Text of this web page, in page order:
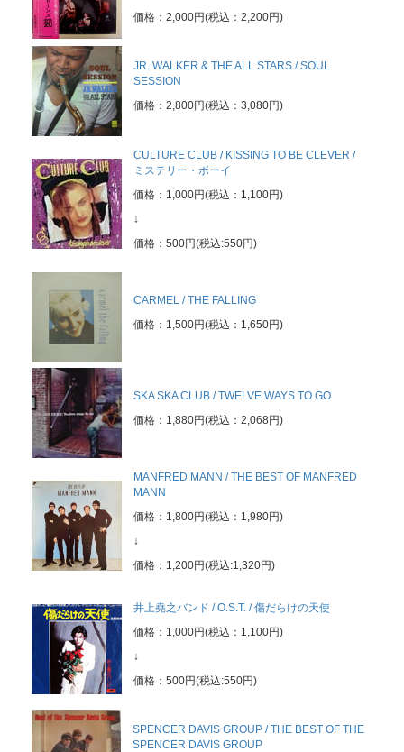
価格：2,000円(税込：2,200円)
JR. WALKER & THE ALL STARS / SOUL
SESSION
価格：2,800円(税込：3,080円)
CULTURE CLUB / KISSING TO BE CLEVER /
ミステリー・ボーイ
価格：1,000円(税込：1,100円)
↓
価格：500円(税込:550円)
CARMEL / THE FALLING
価格：1,500円(税込：1,650円)
SKA SKA CLUB / TWELVE WAYS TO GO
価格：1,880円(税込：2,068円)
MANFRED MANN / THE BEST OF MANFRED
MANN
価格：1,800円(税込：1,980円)
↓
価格：1,200円(税込:1,320円)
井上堯之バンド / O.S.T. / 傷だらけの天使
価格：1,000円(税込：1,100円)
↓
価格：500円(税込:550円)
SPENCER DAVIS GROUP / THE BEST OF THE
SPENCER DAVIS GROUP